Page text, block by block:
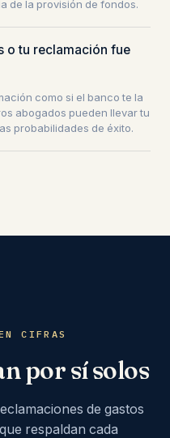
de la provisión de fondos.
o tu reclamación fue
como si el banco te la
abogados pueden llevar tu
probabilidades de éxito.
CIFRAS
por sí solos
de gastos
respaldan cada